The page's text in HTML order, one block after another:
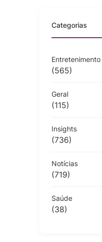
Categorias
Entretenimento
(565)
Geral
(115)
Insights
(736)
Notícias
(719)
Saúde
(38)